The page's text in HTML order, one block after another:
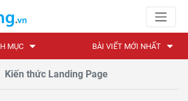
MỤC BÀI VIẾT MỚI NHẤT
Kiến thức Landing Page